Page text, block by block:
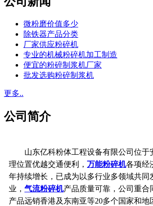
微粉磨价值多少
除铁器产品分类
厂家供应粉碎机
专业的机械粉碎机加工制造
便宜的粉碎制浆机厂家
批发选购粉碎制浆机
更多..
公司简介
山东亿科粉体工程设备有限公司位于
理位置优越交通便利， 万能粉碎机各项经
年持续增长，已成为以多行业多领域共同
业， 气流粉碎机产品质量可靠，公司重合
产品远销香港及东南亚等20多个国家和地